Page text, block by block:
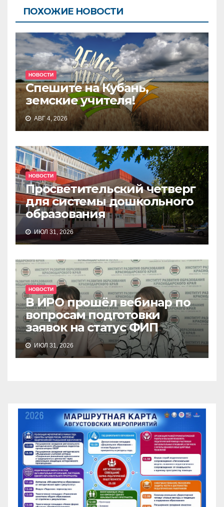
ПОХОЖИЕ НОВОСТИ
НОВОСТИ
Спешите на Кубань,
земские учителя!
АВГ 4, 2026
НОВОСТИ
Просветительский четверг
для системы дошкольного
образования
ИЮЛ 31, 2026
НОВОСТИ
В ИРО прошёл вебинар по
вопросам подготовки
заявок на статус ФИП
ИЮЛ 31, 2026